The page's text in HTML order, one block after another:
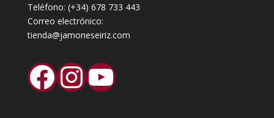
Teléfono: (+34) 678 733 443
Correo electrónico:
tienda@jamoneseiriz.com
Facebook
Instagram
YouTube